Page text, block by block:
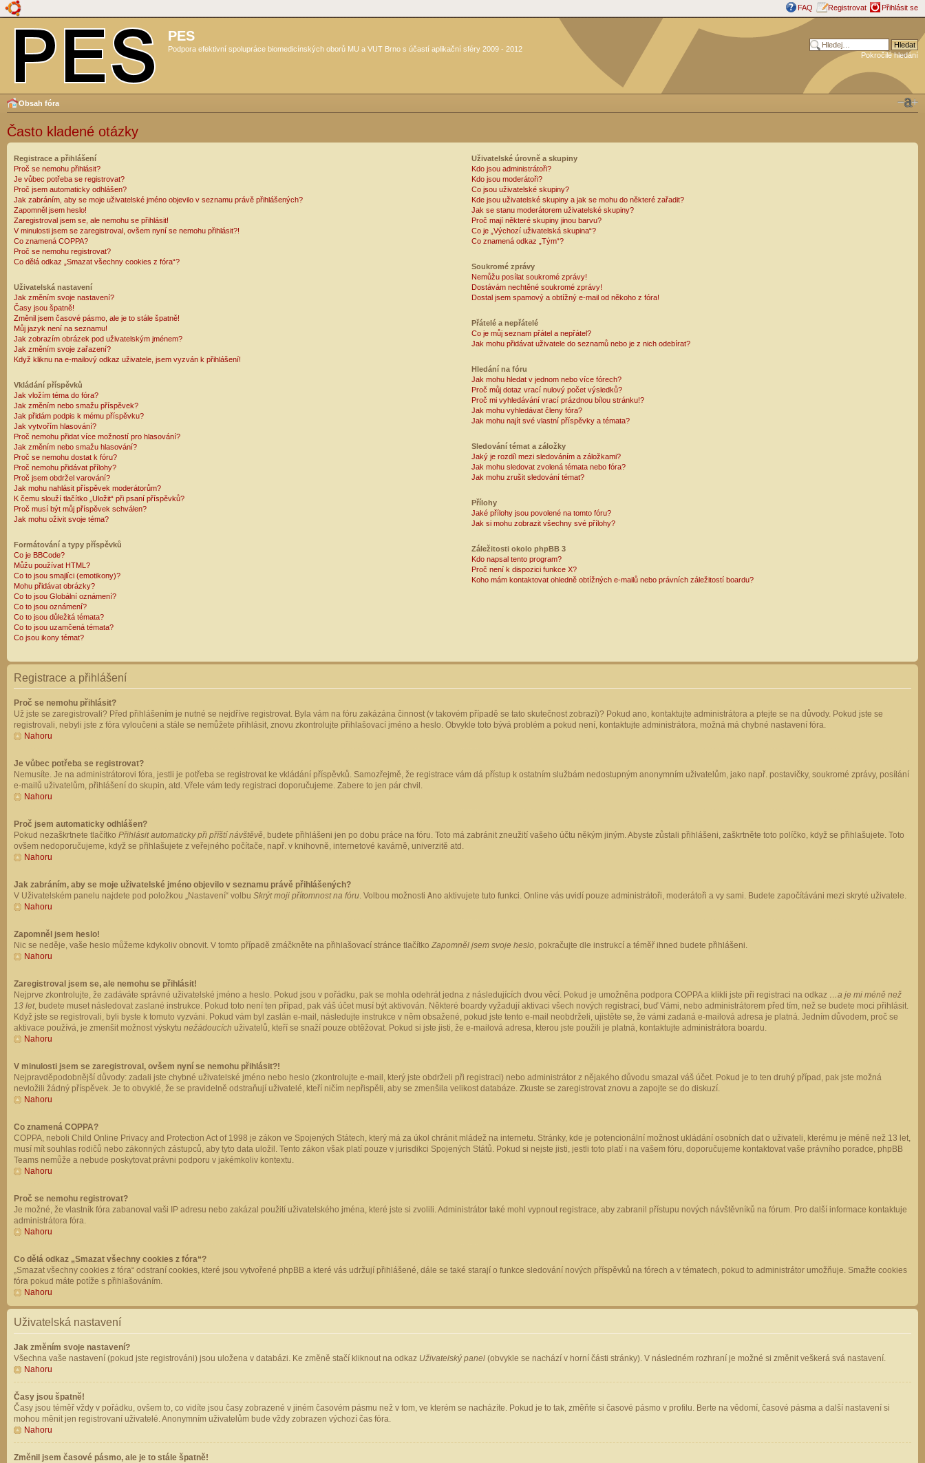
FAQ Registrovat Přihlásit se
PES
Podpora efektivní spolupráce biomedicínských oborů MU a VUT Brno s účastí aplikační sféry 2009 - 2012
Pokročilé hledání
Obsah fóra
Často kladené otázky
Registrace a přihlášení
Proč se nemohu přihlásit?
Je vůbec potřeba se registrovat?
Proč jsem automaticky odhlášen?
Jak zabráním, aby se moje uživatelské jméno objevilo v seznamu právě přihlášených?
Zapomněl jsem heslo!
Zaregistroval jsem se, ale nemohu se přihlásit!
V minulosti jsem se zaregistroval, ovšem nyní se nemohu přihlásit?!
Co znamená COPPA?
Proč se nemohu registrovat?
Co dělá odkaz „Smazat všechny cookies z fóra“?
Uživatelská nastavení
Jak změním svoje nastavení?
Časy jsou špatně!
Změnil jsem časové pásmo, ale je to stále špatně!
Můj jazyk není na seznamu!
Jak zobrazím obrázek pod uživatelským jménem?
Jak změním svoje zařazení?
Když kliknu na e-mailový odkaz uživatele, jsem vyzván k přihlášení!
Vkládání příspěvků
Jak vložím téma do fóra?
Jak změním nebo smažu příspěvek?
Jak přidám podpis k mému příspěvku?
Jak vytvořím hlasování?
Proč nemohu přidat více možností pro hlasování?
Jak změním nebo smažu hlasování?
Proč se nemohu dostat k fóru?
Proč nemohu přidávat přílohy?
Proč jsem obdržel varování?
Jak mohu nahlásit příspěvek moderátorům?
K čemu slouží tlačítko „Uložit“ při psaní příspěvků?
Proč musí být můj příspěvek schválen?
Jak mohu oživit svoje téma?
Formátování a typy příspěvků
Co je BBCode?
Můžu používat HTML?
Co to jsou smajlíci (emotikony)?
Mohu přidávat obrázky?
Co to jsou Globální oznámení?
Co to jsou oznámení?
Co to jsou důležitá témata?
Co to jsou uzamčená témata?
Co jsou ikony témat?
Uživatelské úrovně a skupiny
Kdo jsou administrátoři?
Kdo jsou moderátoři?
Co jsou uživatelské skupiny?
Kde jsou uživatelské skupiny a jak se mohu do některé zařadit?
Jak se stanu moderátorem uživatelské skupiny?
Proč mají některé skupiny jinou barvu?
Co je „Výchozí uživatelská skupina“?
Co znamená odkaz „Tým“?
Soukromé zprávy
Nemůžu posílat soukromé zprávy!
Dostávám nechtěné soukromé zprávy!
Dostal jsem spamový a obtížný e-mail od někoho z fóra!
Přátelé a nepřátelé
Co je můj seznam přátel a nepřátel?
Jak mohu přidávat uživatele do seznamů nebo je z nich odebírat?
Hledání na fóru
Jak mohu hledat v jednom nebo více fórech?
Proč můj dotaz vrací nulový počet výsledků?
Proč mi vyhledávání vrací prázdnou bílou stránku!?
Jak mohu vyhledávat členy fóra?
Jak mohu najít své vlastní příspěvky a témata?
Sledování témat a záložky
Jaký je rozdíl mezi sledováním a záložkami?
Jak mohu sledovat zvolená témata nebo fóra?
Jak mohu zrušit sledování témat?
Přílohy
Jaké přílohy jsou povolené na tomto fóru?
Jak si mohu zobrazit všechny své přílohy?
Záležitosti okolo phpBB 3
Kdo napsal tento program?
Proč není k dispozici funkce X?
Koho mám kontaktovat ohledně obtížných e-mailů nebo právních záležitostí boardu?
Registrace a přihlášení
Proč se nemohu přihlásit?
Už jste se zaregistrovali? Před přihlášením je nutné se nejdříve registrovat. Byla vám na fóru zakázána činnost (v takovém případě se tato skutečnost zobrazí)? Pokud ano, kontaktujte administrátora a ptejte se na důvody. Pokud jste se
registrovali, nebyli jste z fóra vyloučeni a stále se nemůžete přihlásit, znovu zkontrolujte přihlašovací jméno a heslo. Obvykle toto bývá problém a pokud není, kontaktujte administrátora, možná má chybné nastavení fóra.
Nahoru
Je vůbec potřeba se registrovat?
Nemusíte. Je na administrátorovi fóra, jestli je potřeba se registrovat ke vkládání příspěvků. Samozřejmě, že registrace vám dá přístup k ostatním službám nedostupným anonymním uživatelům, jako např. postavičky, soukromé zprávy, posílání
e-mailů uživatelům, přihlášení do skupin, atd. Vřele vám tedy registraci doporučujeme. Zabere to jen pár chvil.
Nahoru
Proč jsem automaticky odhlášen?
Pokud nezaškrtnete tlačítko Přihlásit automaticky při příští návštěvě, budete přihlášeni jen po dobu práce na fóru. Toto má zabránit zneužití vašeho účtu někým jiným. Abyste zůstali přihlášeni, zaškrtněte toto políčko, když se přihlašujete. Toto
ovšem nedoporučujeme, když se přihlašujete z veřejného počítače, např. v knihovně, internetové kavárně, univerzitě atd.
Nahoru
Jak zabráním, aby se moje uživatelské jméno objevilo v seznamu právě přihlášených?
V Uživatelském panelu najdete pod položkou „Nastavení“ volbu Skrýt moji přítomnost na fóru. Volbou možnosti Ano aktivujete tuto funkci. Online vás uvidí pouze administrátoři, moderátoři a vy sami. Budete započítáváni mezi skryté uživatele.
Nahoru
Zapomněl jsem heslo!
Nic se neděje, vaše heslo můžeme kdykoliv obnovit. V tomto případě zmáčkněte na přihlašovací stránce tlačítko Zapomněl jsem svoje heslo, pokračujte dle instrukcí a téměř ihned budete přihlášeni.
Nahoru
Zaregistroval jsem se, ale nemohu se přihlásit!
Nejprve zkontrolujte, že zadáváte správné uživatelské jméno a heslo. Pokud jsou v pořádku, pak se mohla odehrát jedna z následujících dvou věcí. Pokud je umožněna podpora COPPA a klikli jste při registraci na odkaz …a je mi méně než
13 let, budete muset následovat zaslané instrukce. Pokud toto není ten případ, pak váš účet musí být aktivován. Některé boardy vyžadují aktivaci všech nových registrací, buď Vámi, nebo administrátorem před tím, než se budete moci přihlásit.
Když jste se registrovali, byli byste k tomuto vyzváni. Pokud vám byl zaslán e-mail, následujte instrukce v něm obsažené, pokud jste tento e-mail neobdrželi, ujistěte se, že vámi zadaná e-mailová adresa je platná. Jedním důvodem, proč se
aktivace používá, je zmenšit možnost výskytu nežádoucích uživatelů, kteří se snaží pouze obtěžovat. Pokud si jste jisti, že e-mailová adresa, kterou jste použili je platná, kontaktujte administrátora boardu.
Nahoru
V minulosti jsem se zaregistroval, ovšem nyní se nemohu přihlásit?!
Nejpravděpodobnější důvody: zadali jste chybné uživatelské jméno nebo heslo (zkontrolujte e-mail, který jste obdrželi při registraci) nebo administrátor z nějakého důvodu smazal váš účet. Pokud je to ten druhý případ, pak jste možná
nevložili žádný příspěvek. Je to obvyklé, že se pravidelně odstraňují uživatelé, kteří ničím nepřispěli, aby se zmenšila velikost databáze. Zkuste se zaregistrovat znovu a zapojte se do diskuzí.
Nahoru
Co znamená COPPA?
COPPA, neboli Child Online Privacy and Protection Act of 1998 je zákon ve Spojených Státech, který má za úkol chránit mládež na internetu. Stránky, kde je potencionální možnost ukládání osobních dat o uživateli, kterému je méně než 13 let,
musí mít souhlas rodičů nebo zákonných zástupců, aby tyto data uložil. Tento zákon však platí pouze v jurisdikci Spojených Států. Pokud si nejste jisti, jestli toto platí i na vašem fóru, doporučujeme kontaktovat vaše právního poradce, phpBB
Teams nemůže a nebude poskytovat právni podporu v jakémkoliv kontextu.
Nahoru
Proč se nemohu registrovat?
Je možné, že vlastník fóra zabanoval vaši IP adresu nebo zakázal použití uživatelského jména, které jste si zvolili. Administrátor také mohl vypnout registrace, aby zabranil přístupu nových návštěvníků na fórum. Pro další informace kontaktuje
administrátora fóra.
Nahoru
Co dělá odkaz „Smazat všechny cookies z fóra“?
„Smazat všechny cookies z fóra“ odstraní cookies, které jsou vytvořené phpBB a které vás udržují přihlášené, dále se také starají o funkce sledování nových příspěvků na fórech a v tématech, pokud to administrátor umožňuje. Smažte cookies
fóra pokud máte potíže s přihlašováním.
Nahoru
Uživatelská nastavení
Jak změním svoje nastavení?
Všechna vaše nastavení (pokud jste registrováni) jsou uložena v databázi. Ke změně stačí kliknout na odkaz Uživatelský panel (obvykle se nachází v horní části stránky). V následném rozhraní je možné si změnit veškerá svá nastavení.
Nahoru
Časy jsou špatně!
Časy jsou téměř vždy v pořádku, ovšem to, co vidíte jsou časy zobrazené v jiném časovém pásmu než v tom, ve kterém se nacházíte. Pokud je to tak, změňte si časové pásmo v profilu. Berte na vědomí, časové pásma a další nastavení si
mohou měnit jen registrovaní uživatelé. Anonymním uživatelům bude vždy zobrazen výchozí čas fóra.
Nahoru
Změnil jsem časové pásmo, ale je to stále špatně!